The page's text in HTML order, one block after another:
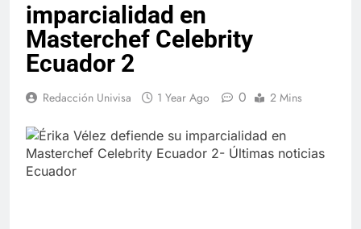
imparcialidad en
Masterchef Celebrity
Ecuador 2
Redacción Univisa 1 Year Ago 0 2 Mins